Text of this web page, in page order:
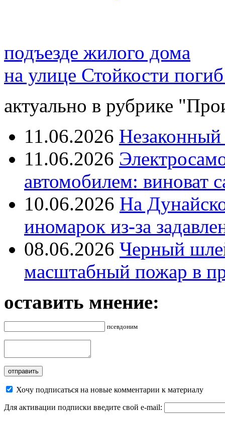
подъезде жилого дома
на улице Стойкости
актуально в рубрике
11.06.2026
11.06.2026
автомобилем: виноват
10.06.2026 На
иномарок из-за
08.06.2026 Черный
масштабный пожар в
оставить мнение:
псевдоним
Хочу подписаться на новые комментарии к материалу
Для активации подписки введите свой e-mail: